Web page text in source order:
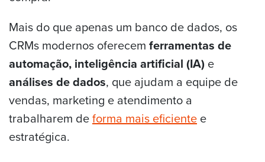
Mais do que apenas um banco de dados, os
CRMs modernos oferecem ferramentas de
automação, inteligência artificial (IA) e
análises de dados, que ajudam a equipe de
vendas, marketing e atendimento a
trabalharem deforma mais eficiente e
estratégica.